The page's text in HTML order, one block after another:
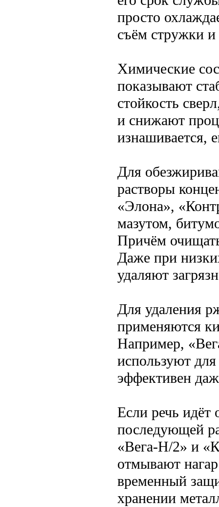
просто
съём стружки и
Химические
показывают
стойкость
и снижают
изнашивается,
Для
растворы
«Элона»,
мазутом,
Причём
Даже при
удаляют
Для удаления
применяются
Например,
используют
эффективен
Если речь
последующей
«Вега-Н/2» и
отмывают
временный
хранении